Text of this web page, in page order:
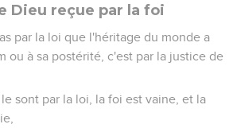
Dieu reçue par la foi
par la loi que l'héritage du monde a
ou à sa postérité, c'est par la justice de
sont par la loi, la foi est vaine, et la